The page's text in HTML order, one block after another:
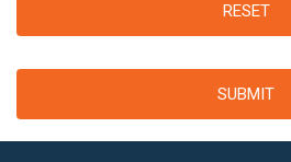
RESET
SUBMIT